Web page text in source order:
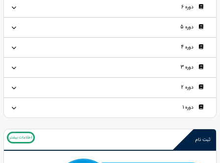
دوره 6
دوره 5
دوره 4
دوره 3
دوره 2
دوره 1
ثبت نام اطلاعات بیشتر